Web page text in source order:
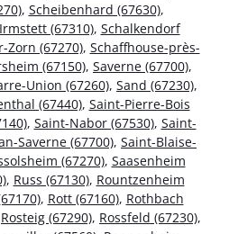
, Scheibenhard (67630),
(67310), Schalkendorf
Zorn (67270), Schaffhouse-près-
(67150), Saverne (67700),
Union (67260), Sand (67230),
(67440), Saint-Pierre-Bois
, Saint-Nabor (67530), Saint-
Saverne (67700), Saint-Blaise-
(67270), Saasenheim
, Russ (67130), Rountzenheim
, Rott (67160), Rothbach
Rosteig (67290), Rossfeld (67230),